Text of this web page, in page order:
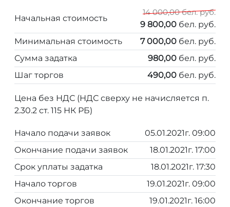
Начальная стоимость
14 000,00 бел. руб.
9 800,00 бел. руб.
Минимальная стоимость
7 000,00 бел. руб.
Сумма задатка
980,00 бел. руб.
Шаг торгов
490,00 бел. руб.
Цена без НДС (НДС сверху не начисляется п.
2.30.2 ст. 115 НК РБ)
Начало подачи заявок
05.01.2021г. 09:00
Окончание подачи заявок
18.01.2021г. 17:00
Срок уплаты задатка
18.01.2021г. 17:30
Начало торгов
19.01.2021г. 09:00
Окончание торгов
19.01.2021г. 16:00